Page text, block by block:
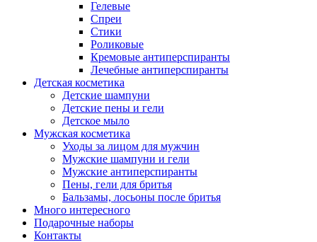
Гелевые
Спреи
Стики
Роликовые
Кремовые антиперспиранты
Лечебные антиперспиранты
Детская косметика
Детские шампуни
Детские пены и гели
Детское мыло
Мужская косметика
Уходы за лицом для мужчин
Мужские шампуни и гели
Мужские антиперспиранты
Пены, гели для бритья
Бальзамы, лосьоны после бритья
Много интересного
Подарочные наборы
Контакты